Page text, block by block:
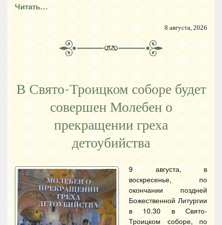
Читать…
8 августа, 2026
В Свято-Троицком соборе будет
совершен Молебен о
прекращении греха
детоубийства
9 августа, в
воскресенье, по
окончании поздней
Божественной Литургии
в 10.30 в Свято-
Троицком соборе, по